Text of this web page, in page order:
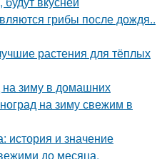
грибы после дождя..
растения для тёплых
на зиму в домашних
на зиму свежим в
история и значение
до месяца.